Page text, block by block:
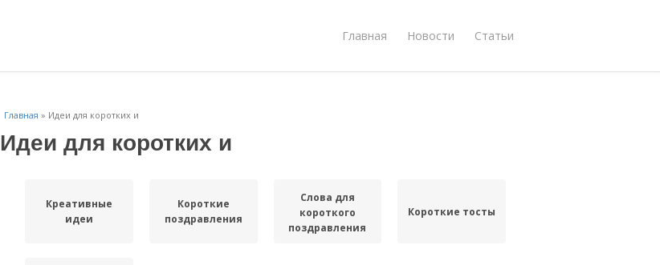
Главная Новости Статьи
Главная » Идеи для коротких и
Идеи для коротких и
Креативные
идеи
Короткие
поздравления
Слова для
короткого
поздравления
Короткие тосты